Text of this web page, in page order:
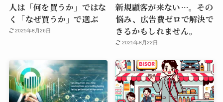
人は「何を買うか」ではな
く「なぜ買うか」で選ぶ
2025年8月26日
新規顧客が来ない…。その
悩み、広告費ゼロで解決で
きるかもしれません。
2025年8月22日